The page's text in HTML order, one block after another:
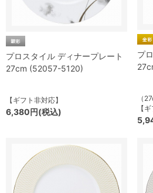
プロスタイル ディナープレート
27cm (52057-5120)
【ギフト非対応】
6,380円(税込)
プ
（
【